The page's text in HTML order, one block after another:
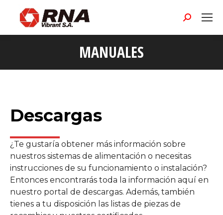
Buscar:
MANUALES
Descargas
¿Te gustaría obtener más información sobre
nuestros sistemas de alimentación o necesitas
instrucciones de su funcionamiento o instalación?
Entonces encontrarás toda la información aquí en
nuestro portal de descargas. Además, también
tienes a tu disposición las listas de piezas de